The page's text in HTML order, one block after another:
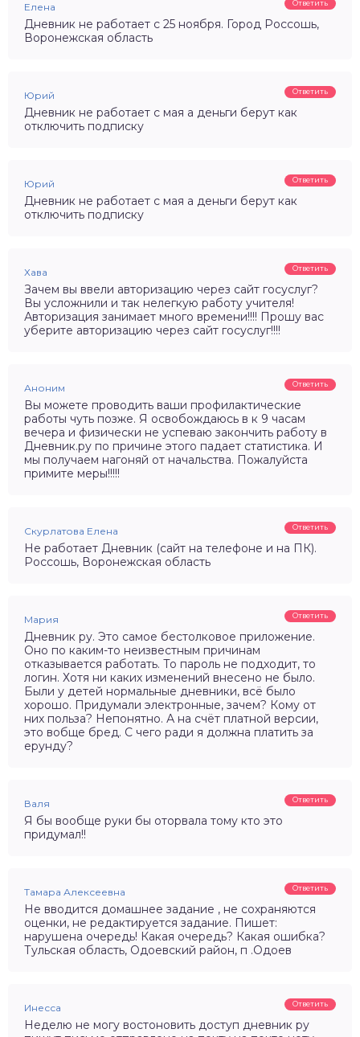
Елена Ответить
Дневник не работает с 25 ноября. Город Россошь,
Воронежская область
Юрий Ответить
Дневник не работает с мая а деньги берут как
отключить подписку
Юрий Ответить
Дневник не работает с мая а деньги берут как
отключить подписку
Хава Ответить
Зачем вы ввели авторизацию через сайт госуслуг?
Вы усложнили и так нелегкую работу учителя!
Авторизация занимает много времени!!!! Прошу вас
уберите авторизацию через сайт госуслуг!!!!
Аноним Ответить
Вы можете проводить ваши профилактические
работы чуть позже. Я освобождаюсь в к 9 часам
вечера и физически не успеваю закончить работу в
Дневник.ру по причине этого падает статистика. И
мы получаем нагоняй от начальства. Пожалуйста
примите меры!!!!!
Скурлатова Елена Ответить
Не работает Дневник (сайт на телефоне и на ПК).
Россошь, Воронежская область
Мария Ответить
Дневник ру. Это самое бестолковое приложение.
Оно по каким-то неизвестным причинам
отказывается работать. То пароль не подходит, то
логин. Хотя ни каких изменений внесено не было.
Были у детей нормальные дневники, всё было
хорошо. Придумали электронные, зачем? Кому от
них польза? Непонятно. А на счёт платной версии,
это вобще бред. С чего ради я должна платить за
ерунду?
Валя Ответить
Я бы вообще руки бы оторвала тому кто это
придумал!!
Тамара Алексеевна Ответить
Не вводится домашнее задание , не сохраняются
оценки, не редактируется задание. Пишет:
нарушена очередь! Какая очередь? Какая ошибка?
Тульская область, Одоевский район, п .Одоев
Инесса Ответить
Неделю не могу востоновить доступ дневник ру